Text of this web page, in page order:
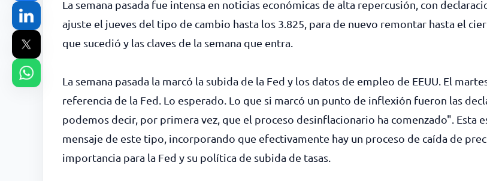
La semana pasada fue intensa en noticias económicas de alta repercusión, con
ajuste el jueves del tipo de cambio hasta los 3.825, para de nuevo remontar hasta el
que sucedió y las claves de la semana que entra.
La semana pasada la marcó la subida de la Fed y los datos de empleo de EEUU. El
referencia de la Fed. Lo esperado. Lo que si marcó un punto de inflexión fueron las
podemos decir, por primera vez, que el proceso desinflacionario ha comenzado". Esta
mensaje de este tipo, incorporando que efectivamente hay un proceso de caída de
importancia para la Fed y su política de subida de tasas.